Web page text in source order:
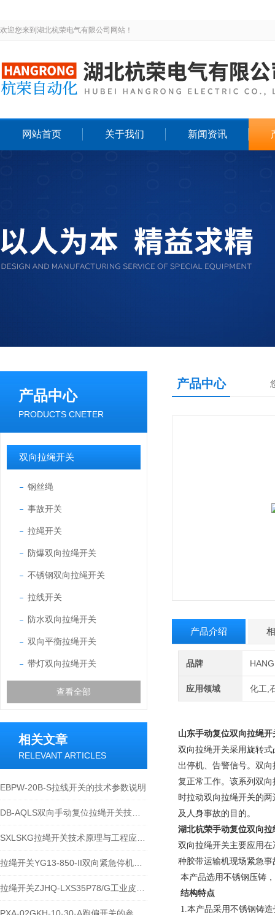
欢迎您来到湖北杭荣电气有限公司网站！
网站首页 关于我们 新闻资讯
产品中心
PRODUCTS CNETER
双向拉绳开关
钢丝绳
事故开关
拉绳开关
防爆双向拉绳开关
不锈钢双向拉绳开关
拉线开关
防水双向拉绳开关
双向平衡拉绳开关
带灯双向拉绳开关
查看全部
相关文章
RELEVANT ARTICLES
EBPW-20B-S拉线开关的技术参数说明
产品中心
产品介绍
品牌
应用领域 化工,
山东手动复位双向拉绳
双向拉绳开关采用旋转
出停机、告警信号。双
复正常工作。该系列双
时拉动双向拉绳开关的
及人身事故的目的。
湖北杭荣手动复位双向
双向拉绳开关主要应用
种胶带运输机现场紧急
本产品选用不锈钢压铸
结构特点
1.本产品采用不锈钢铸